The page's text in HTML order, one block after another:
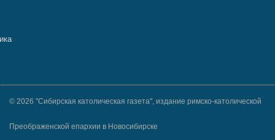
© 2026 "Сибирская католическая газета", издание римско-католической
Преображенской епархии в Новосибирске